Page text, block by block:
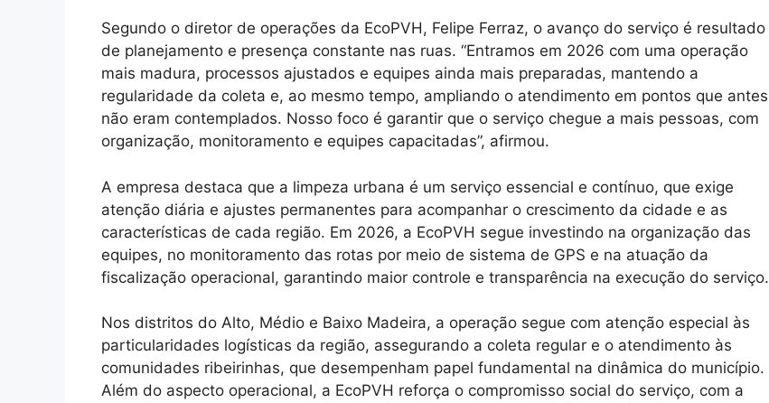
Segundo o diretor de operações da EcoPVH, Felipe Ferraz, o avanço do serviço é resultado
de planejamento e presença constante nas ruas. “Entramos em 2026 com uma operação
mais madura, processos ajustados e equipes ainda mais preparadas, mantendo a
regularidade da coleta e, ao mesmo tempo, ampliando o atendimento em pontos que antes
não eram contemplados. Nosso foco é garantir que o serviço chegue a mais pessoas, com
organização, monitoramento e equipes capacitadas”, afirmou.
A empresa destaca que a limpeza urbana é um serviço essencial e contínuo, que exige
atenção diária e ajustes permanentes para acompanhar o crescimento da cidade e as
características de cada região. Em 2026, a EcoPVH segue investindo na organização das
equipes, no monitoramento das rotas por meio de sistema de GPS e na atuação da
fiscalização operacional, garantindo maior controle e transparência na execução do serviço.
Nos distritos do Alto, Médio e Baixo Madeira, a operação segue com atenção especial às
particularidades logísticas da região, assegurando a coleta regular e o atendimento às
comunidades ribeirinhas, que desempenham papel fundamental na dinâmica do município.
Além do aspecto operacional, a EcoPVH reforça o compromisso social do serviço, com a